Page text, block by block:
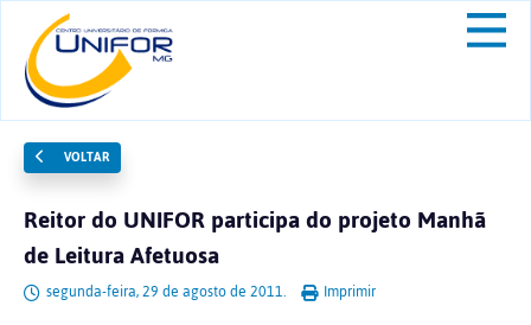
VOLTAR
Reitor do UNIFOR participa do projeto Manhã
de Leitura Afetuosa
segunda-feira, 29 de agosto de 2011. Imprimir